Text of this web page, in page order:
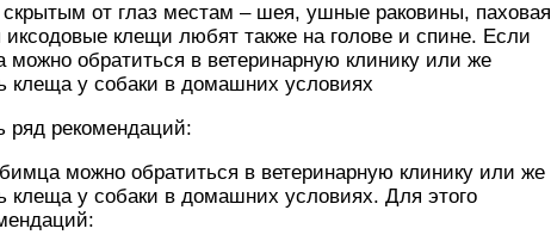
от глаз местам – шея, ушные раковины, паховая
иксодовые клещи любят также на голове и спине. Если
обратиться в ветеринарную клинику или же
клеща у собаки в домашних условиях
ряд рекомендаций:
можно обратиться в ветеринарную клинику или же
клеща у собаки в домашних условиях. Для этого